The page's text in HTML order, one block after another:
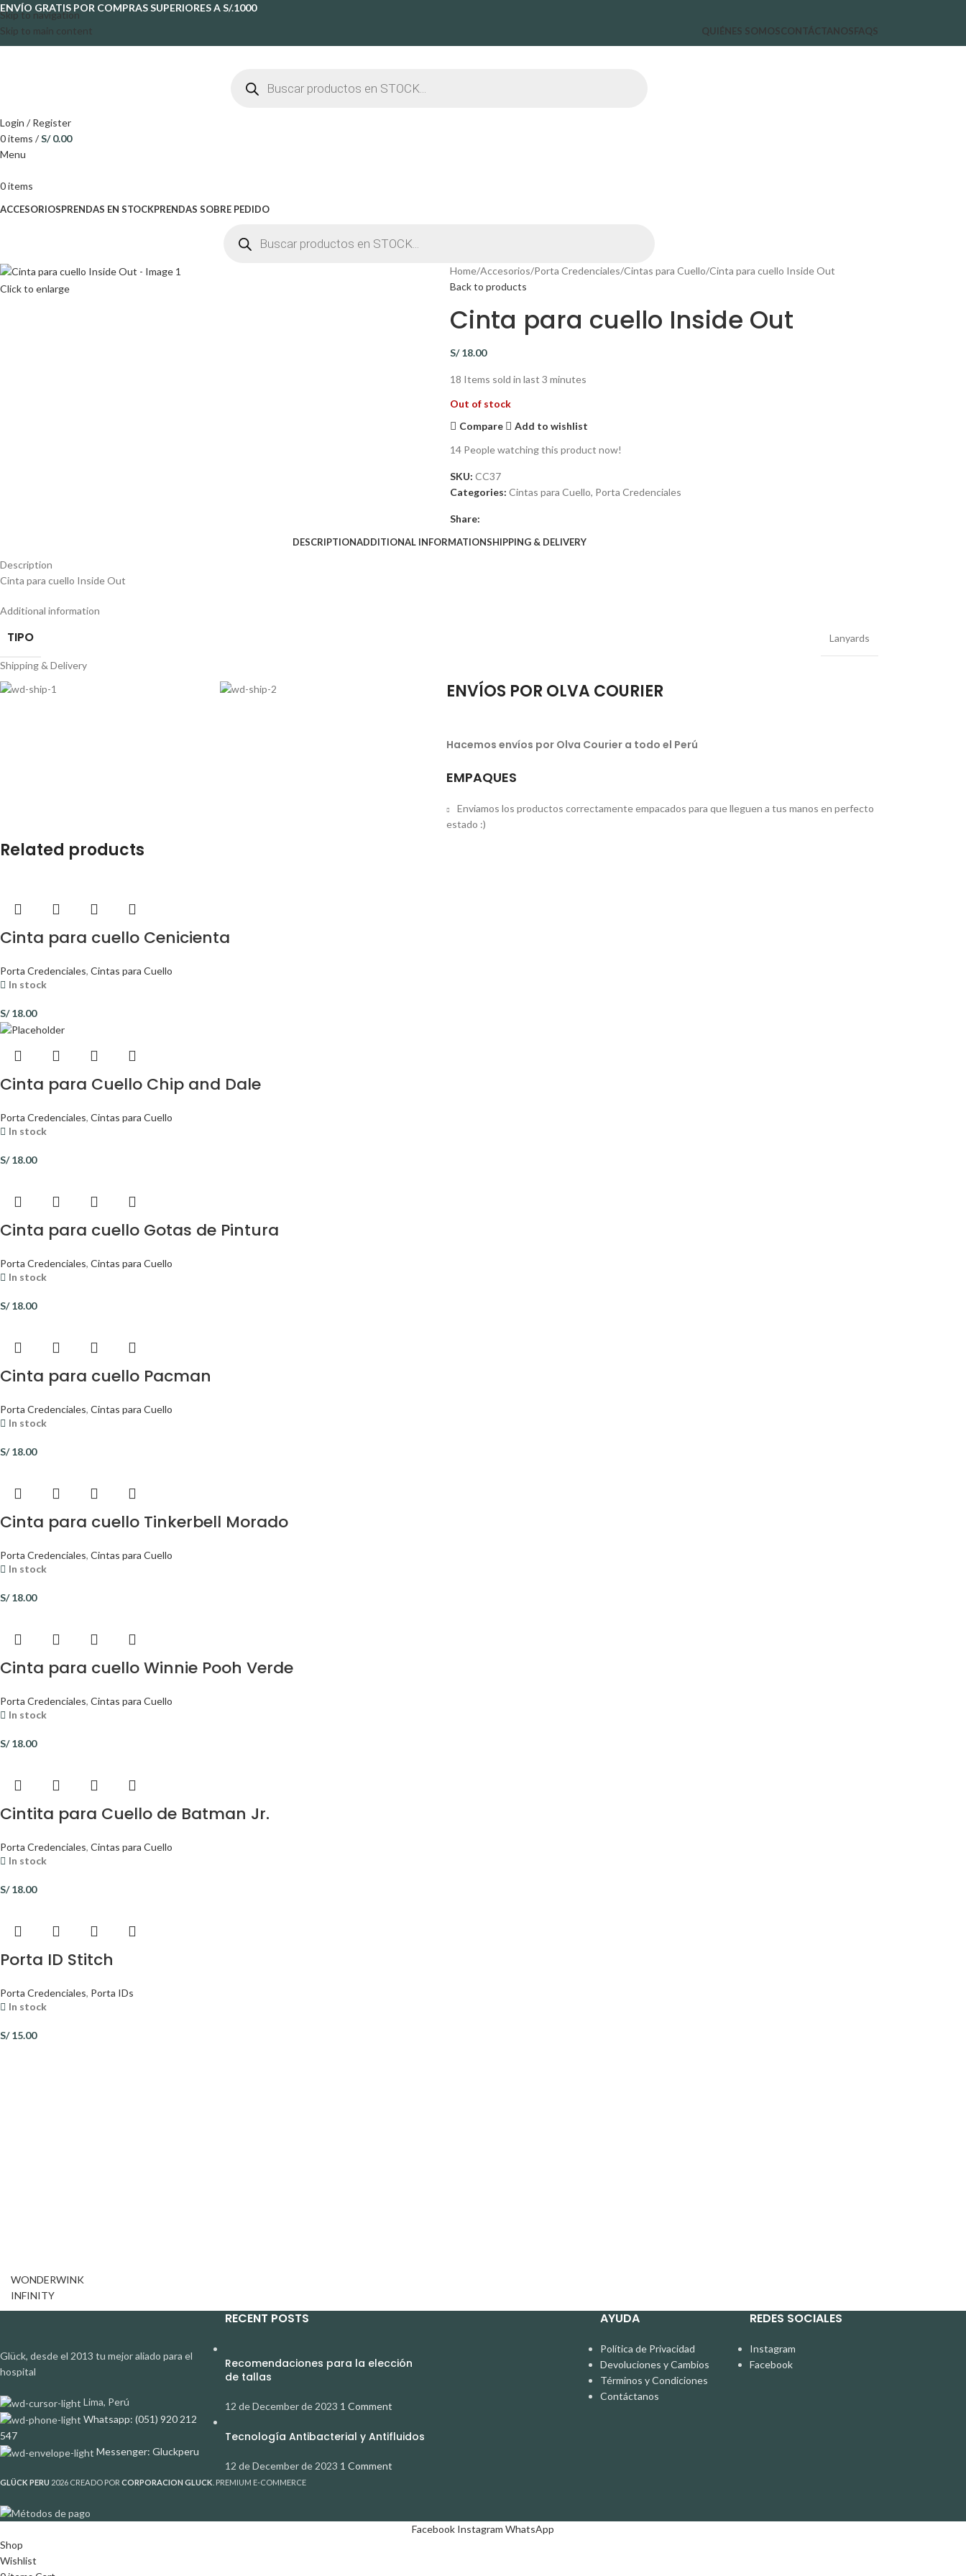
Skip to navigation
Skip to main content
ENVÍO GRATIS POR COMPRAS SUPERIORES A S/.1000
QUIÉNES SOMOSCONTÁCTANOSFAQS
Login / Register
0items /S/0.00
Menu
0items
ACCESORIOSPRENDAS EN STOCKPRENDAS SOBRE PEDIDO
Click to enlarge
Home Accesorios Porta Credenciales Cintas para Cuello Cinta para cuello Inside Out
Back to products
Cinta para cuello Inside Out
S/18.00
18 Items sold in last 3 minutes
Out of stock
Compare
Add to wishlist
14 People watching this product now!
SKU: CC37
Categories: Cintas para Cuello, Porta Credenciales
Share:
DESCRIPTIONADDITIONAL INFORMATIONSHIPPING & DELIVERY
Description
Cinta para cuello Inside Out
Additional information
TIPO Lanyards
Shipping & Delivery
ENVÍOS POR OLVA COURIER
Hacemos envíos por Olva Courier a todo el Perú
EMPAQUES
Enviamos los productos correctamente empacados para que lleguen a tus manos en perfecto
estado :)
Related products
Cinta para cuello Cenicienta
Porta Credenciales, Cintas para Cuello
In stock
S/18.00
Cinta para Cuello Chip and Dale
Porta Credenciales, Cintas para Cuello
In stock
S/18.00
Cinta para cuello Gotas de Pintura
Porta Credenciales, Cintas para Cuello
In stock
S/18.00
Cinta para cuello Pacman
Porta Credenciales, Cintas para Cuello
In stock
S/18.00
Cinta para cuello Tinkerbell Morado
Porta Credenciales, Cintas para Cuello
In stock
S/18.00
Cinta para cuello Winnie Pooh Verde
Porta Credenciales, Cintas para Cuello
In stock
S/18.00
Cintita para Cuello de Batman Jr.
Porta Credenciales, Cintas para Cuello
In stock
S/18.00
Porta ID Stitch
Porta Credenciales, Porta IDs
In stock
S/15.00
WONDERWINK
INFINITY
Glück, desde el 2013 tu mejor aliado para el
hospital
Lima, Perú
Whatsapp: (051) 920 212
547
Messenger: Gluckperu
RECENT POSTS
Recomendaciones para la elección
de tallas
12 de December de 2023 1 Comment
Tecnología Antibacterial y Antifluidos
12 de December de 2023 1 Comment
AYUDA
Política de Privacidad
Devoluciones y Cambios
Términos y Condiciones
Contáctanos
REDES SOCIALES
Instagram
Facebook
GLÜCK PERU 2026 CREADO POR CORPORACION GLUCK . PREMIUM E-COMMERCE
Facebook Instagram WhatsApp
Shop
Wishlist